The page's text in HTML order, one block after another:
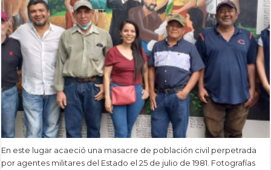
En este lugar acaeció una masacre de población civil perpetrada
por agentes militares del Estado el 25 de julio de 1981. Fotografías